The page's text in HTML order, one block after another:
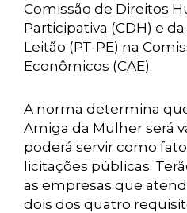
Comissão de Direitos
Participativa (CDH) e
Leitão (PT-PE) na
Econômicos (CAE).
A norma determina
Amiga da Mulher será
poderá servir como
licitações públicas.
as empresas que
dois dos quatro